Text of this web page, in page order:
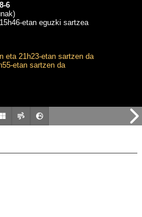
6
etan eguzki sartzea
eta 21h23-etan sartzen da
etan sartzen da